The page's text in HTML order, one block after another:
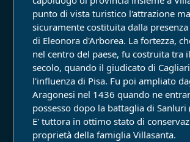
punto di vista turistico l'attrazione
sicuramente costituita dalla
di Eleonora d'Arborea. La fortezza,
nel centro del paese, fu costruita tra
secolo, quando il giudicato di
l'influenza di Pisa. Fu poi ampliato
Aragonesi nel 1436 quando ne
possesso dopo la battaglia di Sanluri
E' tuttora in ottimo stato di
proprietà della famiglia Villasanta.